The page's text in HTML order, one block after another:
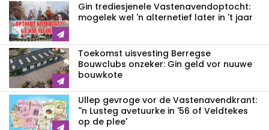
Gin trediesjenele Vastenavend­optocht:
mogelek wel 'n alternetief later in 't jaar
Toekomst uisvesting Berregse
Bouwclubs onzeker: Gin geld vor nuuwe
bouwkote
Ullep gevroge vor de Vastenavend­krant:
''n Lusteg avetuurke in '56 of Veldtekes
op de plee'